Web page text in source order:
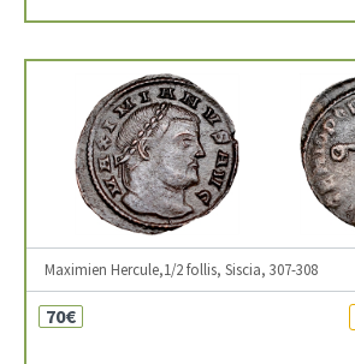
Maximien Hercule,1/2 follis, Siscia, 307-308
70€